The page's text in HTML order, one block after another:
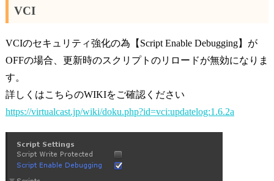
VCI
VCIのセキュリティ強化の為【Script Enable Debugging】が
OFFの場合、更新時のスクリプトのリロードが無効になりま
す。
詳しくはこちらのWIKIをご確認ください
https://virtualcast.jp/wiki/doku.php?id=vci:updatelog:1.6.2a